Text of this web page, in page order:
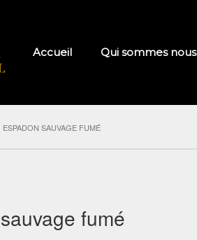
Accueil Qui sommes nous
ESPADON SAUVAGE FUMÉ
fumé